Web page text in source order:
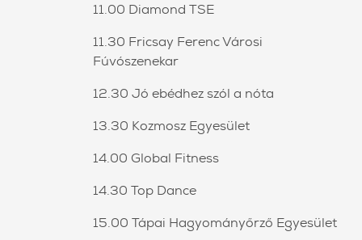
11.00 Diamond TSE
11.30 Fricsay Ferenc Városi
Fúvószenekar
12.30 Jó ebédhez szól a nóta
13.30 Kozmosz Egyesület
14.00 Global Fitness
14.30 Top Dance
15.00 Tápai Hagyományőrző Egyesület